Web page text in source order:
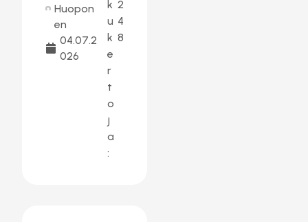
Huopon
en
04.07.2
026
k
u
k
e
r
t
o
j
a
:
2
4
8